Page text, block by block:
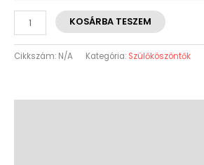
KOSÁRBA TESZEM
Cikkszám: N/A Kategória: Szülőköszöntők